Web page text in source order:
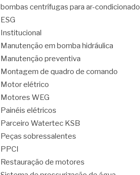
bombas centrífugas para ar-condicionado
ESG
Institucional
Manutenção em bomba hidráulica
Manutenção preventiva
Montagem de quadro de comando
Motor elétrico
Motores WEG
Painéis elétricos
Parceiro Watertec KSB
Peças sobressalentes
PPCI
Restauração de motores